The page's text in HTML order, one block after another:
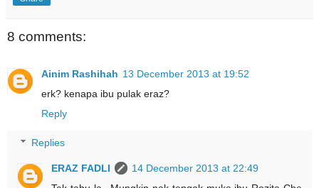
8 comments:
Ainim Rashihah 13 December 2013 at 19:52
erk? kenapa ibu pulak eraz?
Reply
Replies
ERAZ FADLI
14 December 2013 at 22:49